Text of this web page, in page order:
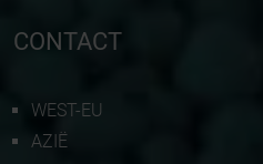
CONTACT
WEST-EU
AZIË